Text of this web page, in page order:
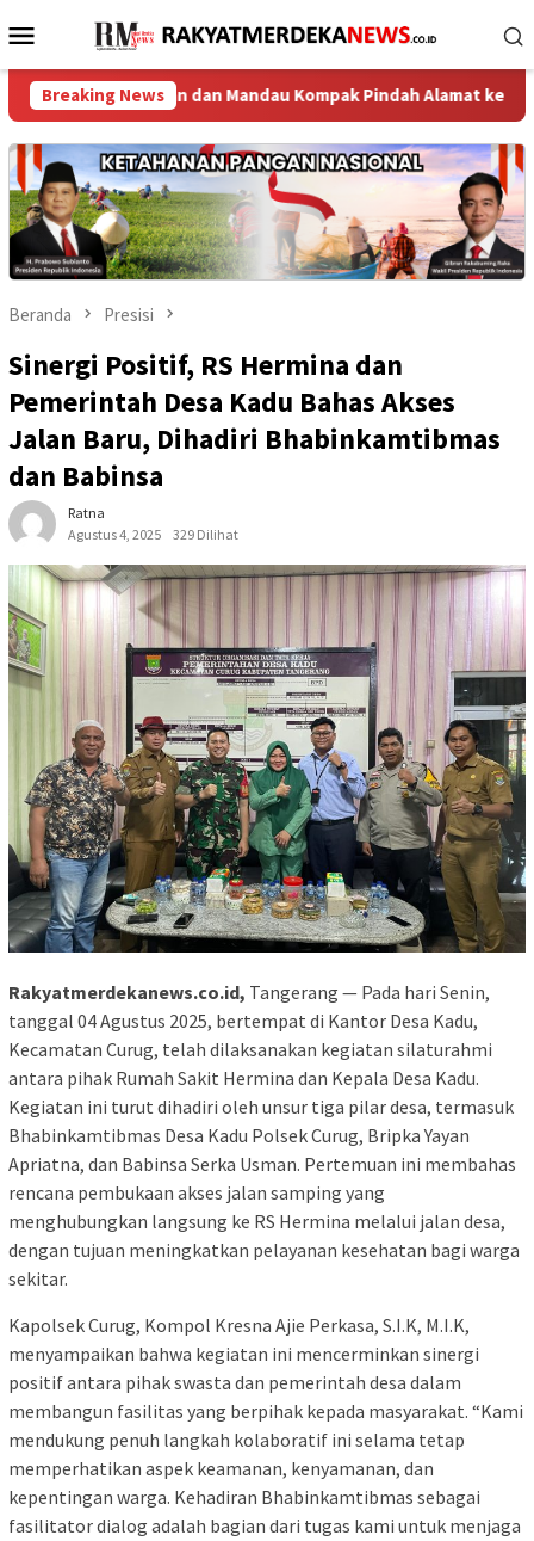
ke
Menu
Mobile
Breaking News
dan Mandau Kompak Pindah Alamat ke Sel Polsek
Beranda Presisi
Sinergi Positif, RS Hermina dan
Pemerintah Desa Kadu Bahas Akses
Jalan Baru, Dihadiri Bhabinkamtibmas
dan Babinsa
Ratna
Agustus 4, 2025
329 Dilihat
Rakyatmerdekanews.co.id, Tangerang — Pada hari Senin,
tanggal 04 Agustus 2025, bertempat di Kantor Desa Kadu,
Kecamatan Curug, telah dilaksanakan kegiatan silaturahmi
antara pihak Rumah Sakit Hermina dan Kepala Desa Kadu.
Kegiatan ini turut dihadiri oleh unsur tiga pilar desa, termasuk
Bhabinkamtibmas Desa Kadu Polsek Curug, Bripka Yayan
Apriatna, dan Babinsa Serka Usman. Pertemuan ini membahas
rencana pembukaan akses jalan samping yang
menghubungkan langsung ke RS Hermina melalui jalan desa,
dengan tujuan meningkatkan pelayanan kesehatan bagi warga
sekitar.
Kapolsek Curug, Kompol Kresna Ajie Perkasa, S.I.K, M.I.K,
menyampaikan bahwa kegiatan ini mencerminkan sinergi
positif antara pihak swasta dan pemerintah desa dalam
membangun fasilitas yang berpihak kepada masyarakat. “Kami
mendukung penuh langkah kolaboratif ini selama tetap
memperhatikan aspek keamanan, kenyamanan, dan
kepentingan warga. Kehadiran Bhabinkamtibmas sebagai
fasilitator dialog adalah bagian dari tugas kami untuk menjaga